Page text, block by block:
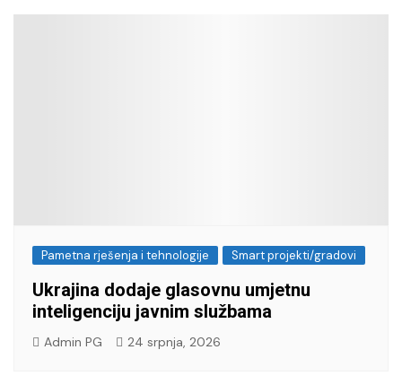
Pametna rješenja i tehnologije Smart projekti/gradovi
Ukrajina dodaje glasovnu umjetnu
inteligenciju javnim službama
Admin PG 24 srpnja, 2026